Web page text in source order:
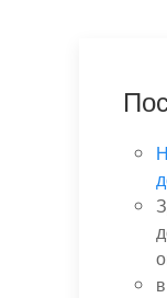
в